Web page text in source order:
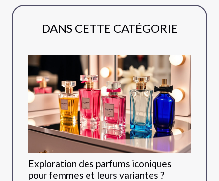
DANS CETTE CATÉGORIE
Exploration des parfums iconiques
pour femmes et leurs variantes ?